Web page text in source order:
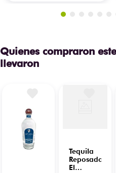
Quienes compraron
llevaron
Tequila
Reposado
El